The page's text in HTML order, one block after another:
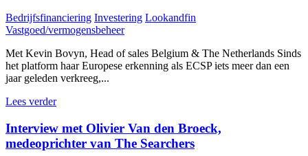
Bedrijfsfinanciering Investering Lookandfin
Vastgoed/vermogensbeheer
Met Kevin Bovyn, Head of sales Belgium & The Netherlands Sinds
het platform haar Europese erkenning als ECSP iets meer dan een
jaar geleden verkreeg,...
Lees verder
Interview met Olivier Van den Broeck,
medeoprichter van The Searchers